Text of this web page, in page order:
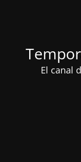
El canal